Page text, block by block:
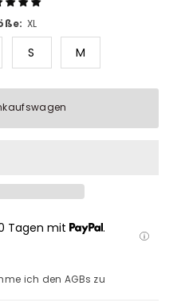
XL
S M
Tagen mit
.
ich den AGBs zu